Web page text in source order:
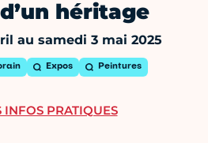
héritage
au samedi 3 mai 2025
Expos Peintures
INFOS PRATIQUES